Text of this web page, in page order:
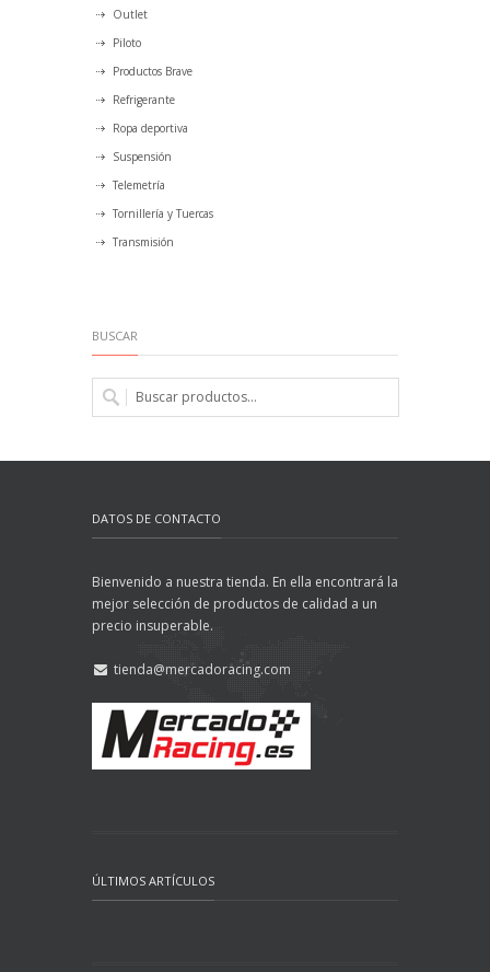
Outlet
Piloto
Productos Brave
Refrigerante
Ropa deportiva
Suspensión
Telemetría
Tornillería y Tuercas
Transmisión
BUSCAR
DATOS DE CONTACTO
Bienvenido a nuestra tienda. En ella encontrará la
mejor selección de productos de calidad a un
precio insuperable.
tienda@mercadoracing.com
ÚLTIMOS ARTÍCULOS